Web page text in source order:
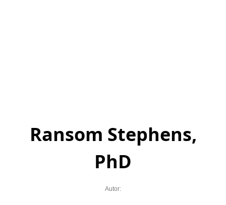
Ransom Stephens,
PhD
Autor: